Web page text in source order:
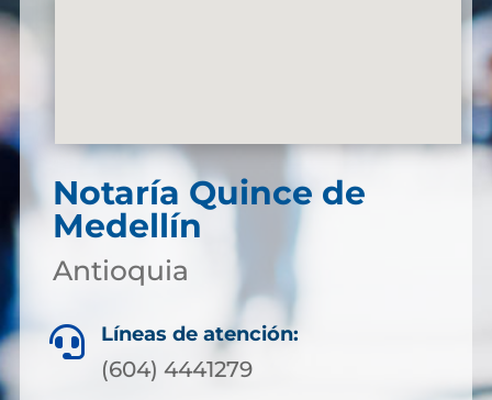
Notaría Quince de
Medellín
Antioquia
 Líneas de atención:
(604) 4441279